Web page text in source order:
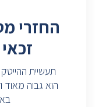
החזרי
תעשיית
הוא גבוה מאוד